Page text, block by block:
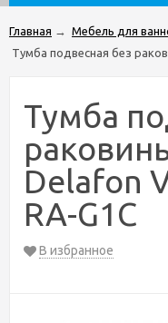
Главная → Мебель для
Тумба подвесная без
Тумба
Delafon
RA-G1C
В избранное